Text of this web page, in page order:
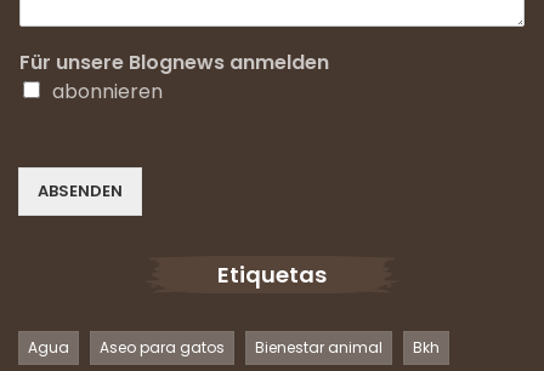
Für unsere Blognews anmelden
abonnieren
ABSENDEN
Etiquetas
Agua Aseo para gatos Bienestar animal
Bkh